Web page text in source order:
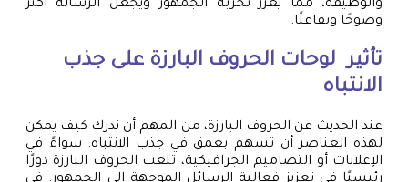
والوظيفة، مما يُعزز تجربة الجمهور ويجعل الرسالة أكثر
وضوحًا وتفاعلًا.
تأثير لوحات الحروف البارزة على جذب
الانتباه
عند الحديث عن الحروف البارزة، من المهم أن ندرك كيف يمكن
لهذه العناصر أن تسهم بعمق في جذب الانتباه. سواءً في
الإعلانات أو التصاميم الجرافيكية، تلعب الحروف البارزة دورًا